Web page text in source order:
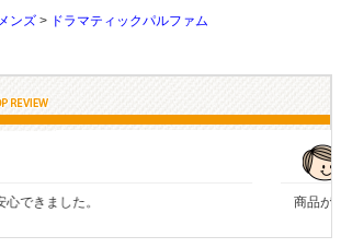
メンズ ドラマティックパルファム
よかったです。また利用させてもらいます！